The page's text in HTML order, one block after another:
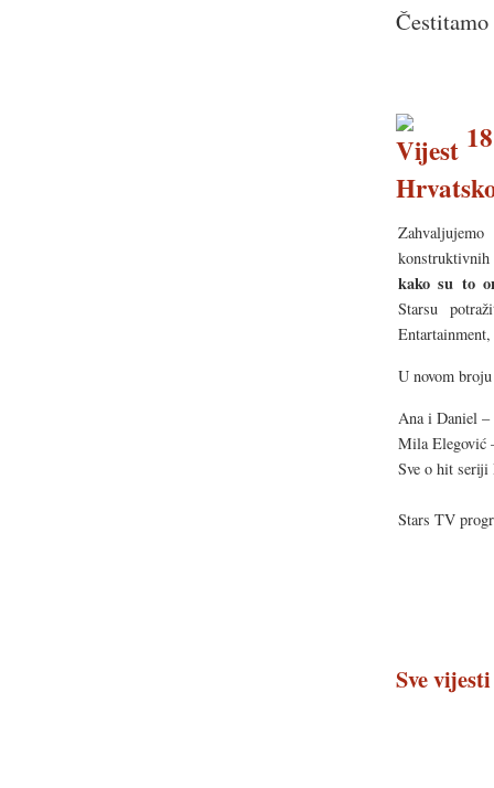
kako su to
Starsu
U novom
Ana i Daniel –
Mila Elegović
Sve o hit seriji
Stars TV
Sve vijesti